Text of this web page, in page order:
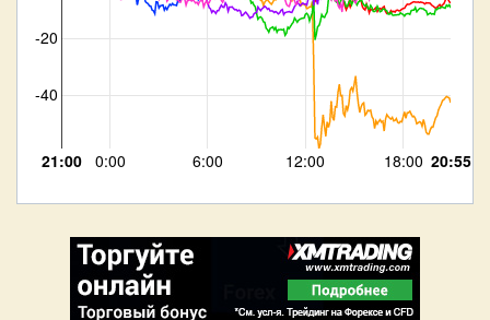
0:00 6:00 12:00 18:00
21:00 20:55
-40
-20